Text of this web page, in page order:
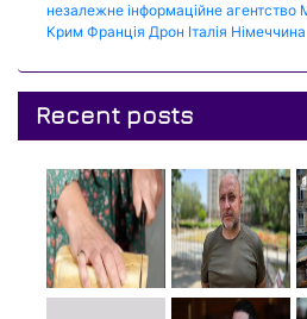
незалежне інформаційне агентство
Крим Франція Дрон Італія Німеччина
Recent posts